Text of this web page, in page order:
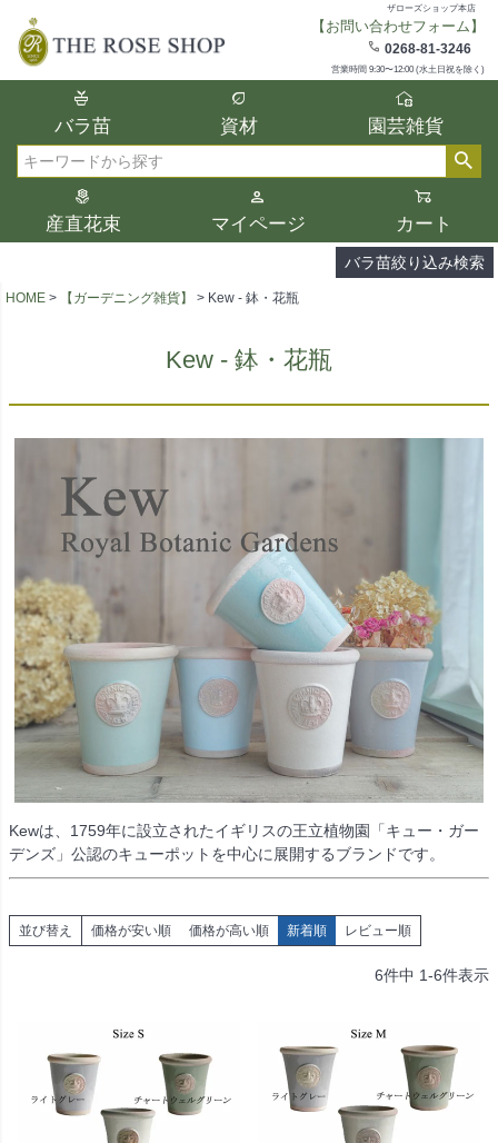
ザローズショップ本店
【お問い合わせフォーム】
0268-81-3246
営業時間 9:30〜12:00 (水土日祝を除く)
バラ苗 資材 園芸雑貨
産直花束 マイページ カート
バラ苗絞り込み検索
在庫
在庫ありのみ表示
検索
複数の条件を選択して絞り込み検索が可能
選択した項目全てに該当する品種のみ検索
結果に表示されます。
タイプ、カラー、ブランドなどは1つずつ選
択してください。
HOME 【ガーデニング雑貨】 Kew - 鉢・花瓶
Kew - 鉢・花瓶
Kewは、1759年に設立されたイギリスの王立植物園「キュー・ガー
デンズ」公認のキューポットを中心に展開するブランドです。
並び替え 価格が安い順 価格が高い順 新着順 レビュー順
6件中 1-6件表示